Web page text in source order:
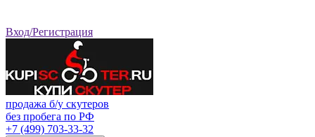
Вход/Регистрация
продажа б/у скутеров
без пробега по РФ
+7 (499) 703-33-32